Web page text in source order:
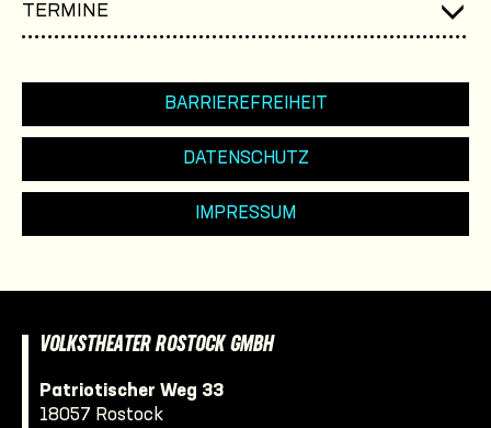
TERMINE
BARRIEREFREIHEIT
DATENSCHUTZ
IMPRESSUM
VOLKSTHEATER ROSTOCK GMBH
Patriotischer Weg 33
18057 Rostock